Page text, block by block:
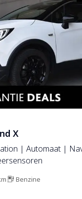
X
| Automaat |
Benzine